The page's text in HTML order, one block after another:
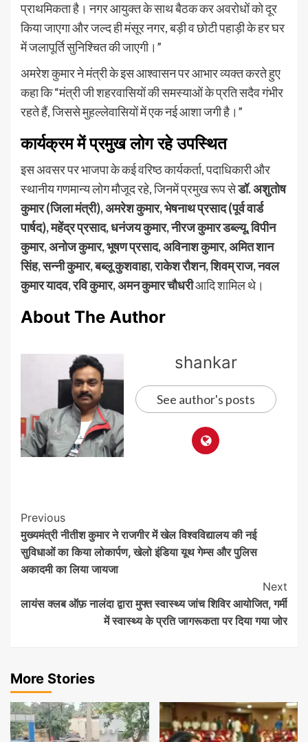
प्राथमिकता है। नगर आयुक्त के साथ बैठक कर अवरोधों को दूर
किया जाएगा और जल्द ही मंसूर नगर, बड़ी व छोटी पहाड़ी के हर घर
में जलापूर्ति सुनिश्चित की जाएगी।”
अमरेश कुमार ने मंत्री के इस आश्वासन पर आभार व्यक्त करते हुए
कहा कि “मंत्री जी शहरवासियों की समस्याओं के प्रति सदैव गंभीर
रहते हैं, जिससे मुहल्लेवासियों में एक नई आशा जगी है।”
कार्यक्रम में प्रमुख लोग रहे उपस्थित
इस अवसर पर भाजपा के कई वरिष्ठ कार्यकर्ता, पदाधिकारी और
स्थानीय गणमान्य लोग मौजूद रहे, जिनमें प्रमुख रूप सेडॉ. अशुतोष
कुमार (जिला मंत्री), अमरेश कुमार, भेषनाथ प्रसाद (पूर्व वार्ड
पार्षद), महेंद्र प्रसाद, धनंजय कुमार, नीरज कुमार डब्ल्यू, विपीन
कुमार, अनोज कुमार, भूषण प्रसाद, अविनाश कुमार, अमित शान
सिंह, सन्नी कुमार, बब्लू कुशवाहा, राकेश रौशन, शिवम् राज, नवल
कुमार यादव, रवि कुमार, अमन कुमार चौधरीआदि शामिल थे।
About The Author
shankar
See author's posts
Post
Navigation
Previous
मुख्यमंत्री नीतीश कुमार ने राजगीर में खेल विश्वविद्यालय की नई
सुविधाओं का किया लोकार्पण, खेलो इंडिया यूथ गेम्स और पुलिस
अकादमी का लिया जायजा
Next
लायंस क्लब ऑफ़ नालंदा द्वारा मुफ्त स्वास्थ्य जांच शिविर आयोजित, गर्मी
में स्वास्थ्य के प्रति जागरूकता पर दिया गया जोर
More Stories